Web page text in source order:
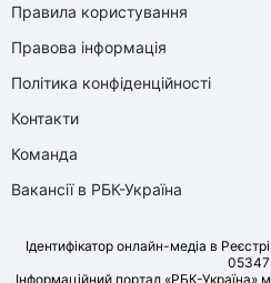
Правила користування
Правова інформація
Політика конфіденційності
Контакти
Команда
Вакансії в РБК-Україна
Ідентифікатор онлайн-медіа в
05347
Інформаційний портал «РБК-Україна»